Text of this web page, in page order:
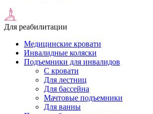
Для реабилитации
Медицинские кровати
Инвалидные коляски
Подъемники для инвалидов
С кровати
Для лестниц
Для бассейна
Мачтовые подъемники
Для ванны